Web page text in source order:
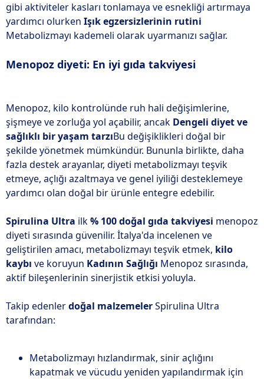
gibi aktiviteler kasları tonlamaya ve esnekliği artırmaya
yardımcı olurken Işık egzersizlerinin rutini
Metabolizmayı kademeli olarak uyarmanızı sağlar.
Menopoz diyeti: En iyi gıda takviyesi
Menopoz, kilo kontrolünde ruh hali değişimlerine,
şişmeye ve zorluğa yol açabilir, ancak Dengeli diyet ve
sağlıklı bir yaşam tarzıBu değişiklikleri doğal bir
şekilde yönetmek mümkündür. Bununla birlikte, daha
fazla destek arayanlar, diyeti metabolizmayı teşvik
etmeye, açlığı azaltmaya ve genel iyiliği desteklemeye
yardımcı olan doğal bir ürünle entegre edebilir.
Spirulina Ultra ilk% 100 doğal gıda takviyesi menopoz
diyeti sırasında güvenilir. İtalya'da incelenen ve
geliştirilen amacı, metabolizmayı teşvik etmek, kilo
kaybı ve koruyun Kadının Sağlığı Menopoz sırasında,
aktif bileşenlerinin sinerjistik etkisi yoluyla.
Takip edenlerdoğal malzemelerSpirulina Ultra
tarafından:
Metabolizmayı hızlandırmak, sinir açlığını
kapatmak ve vücudu yeniden yapılandırmak için